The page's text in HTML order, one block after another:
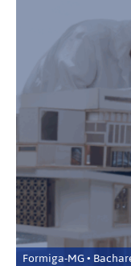
Formiga-MG •